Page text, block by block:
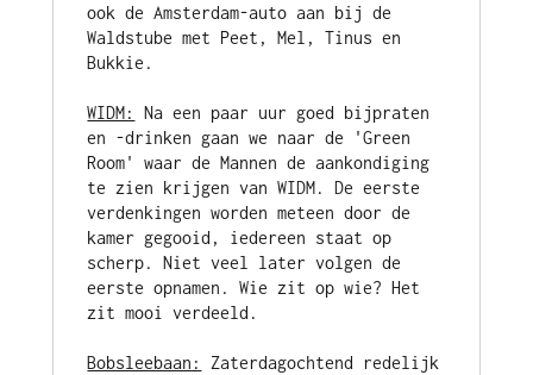
ook de Amsterdam-auto aan bij de
Waldstube met Peet, Mel, Tinus en
WIDM:
Na een paar uur goed bijpraten
en -drinken gaan we naar de 'Green
Room' waar de Mannen de aankondiging
te zien krijgen van WIDM. De eerste
verdenkingen worden meteen door de
kamer gegooid, iedereen staat op
scherp. Niet veel later volgen de
eerste opnamen. Wie zit op wie? Het
Bobsleebaan:
Zaterdagochtend redelijk